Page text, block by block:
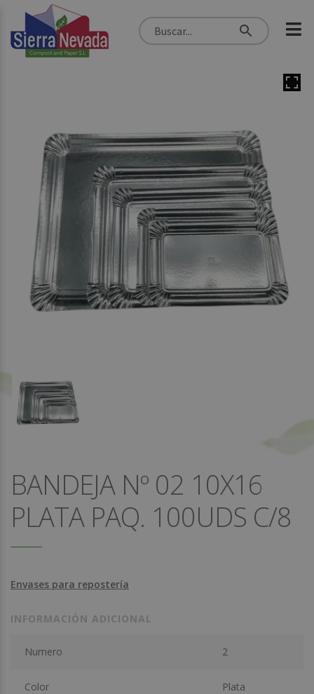
BANDEJA Nº 02 10X16
PLATA PAQ. 100UDS C/8
Envases para repostería
INFORMACIÓN ADICIONAL
Numero 2
Color Plata